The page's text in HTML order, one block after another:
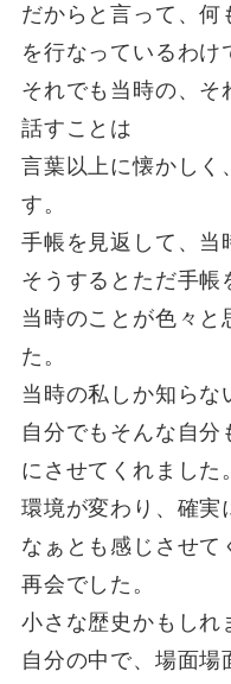
だからと言って、何
を行なっているわけ
それでも当時の、そ
話すことは
言葉以上に懐かしく
す。
手帳を見返して、当
そうするとただ手帳
当時のことが色々と
た。
当時の私しか知らな
自分でもそんな自分
にさせてくれました。
環境が変わり、確実
なぁとも感じさせて
再会でした。
小さな歴史かもしれ
自分の中で、場面場